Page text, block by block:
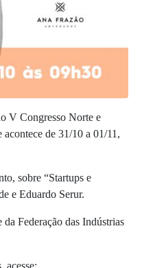
V Congresso Norte e
de 31/10 a 01/11,
sobre “Startups e
e Eduardo Serur.
da Federação das Indústrias